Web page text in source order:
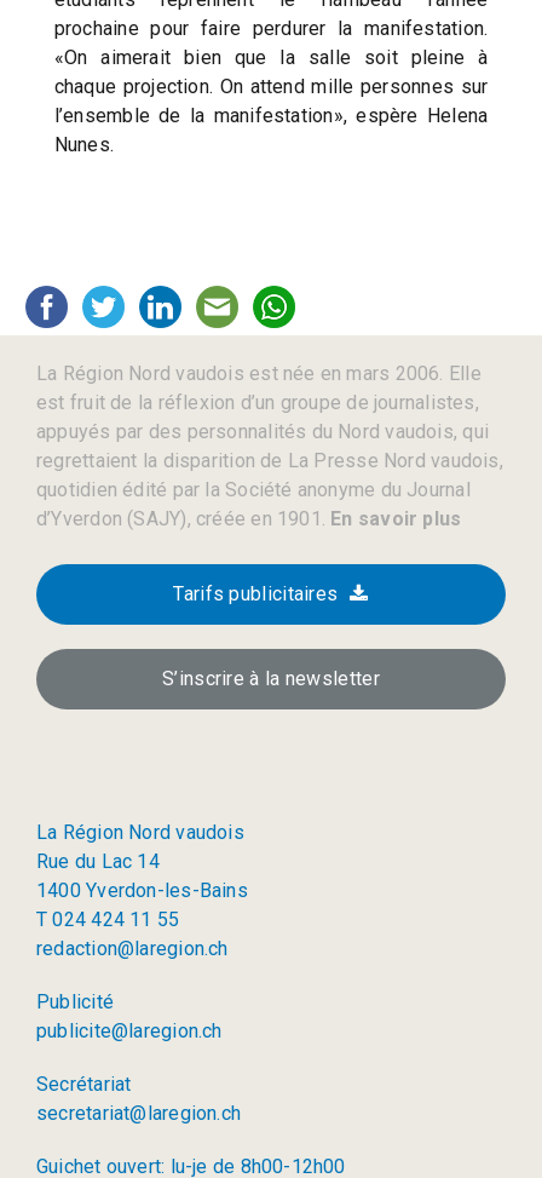
prochaine pour faire perdurer la manifestation.
«On aimerait bien que la salle soit pleine à
chaque projection. On attend mille personnes sur
l’ensemble de la manifestation», espère Helena
Nunes.
La Région Nord vaudois est née en mars 2006. Elle
est fruit de la réflexion d’un groupe de journalistes,
appuyés par des personnalités du Nord vaudois, qui
regrettaient la disparition de La Presse Nord vaudois,
quotidien édité par la Société anonyme du Journal
d’Yverdon (SAJY), créée en 1901. En savoir plus
Tarifs publicitaires
S’inscrire à la newsletter
La Région Nord vaudois
Rue du Lac 14
1400 Yverdon-les-Bains
T 024 424 11 55
redaction@laregion.ch
Publicité
publicite@laregion.ch
Secrétariat
secretariat@laregion.ch
Guichet ouvert: lu-je de 8h00-12h00